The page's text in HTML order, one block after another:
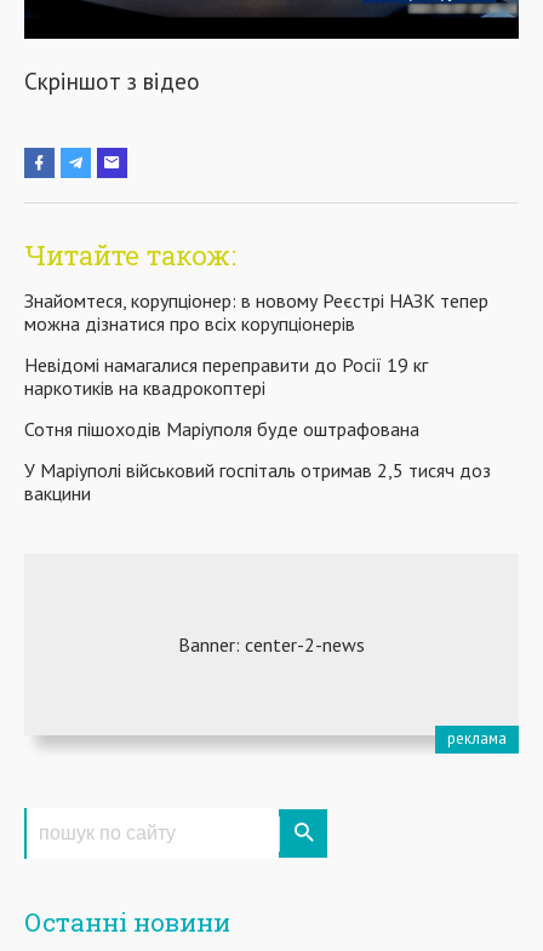
Скріншот з відео
Читайте також:
Знайомтеся, корупціонер: в новому Реєстрі НАЗК тепер
можна дізнатися про всіх корупціонерів
Невідомі намагалися переправити до Росії 19 кг
наркотиків на квадрокоптері
Сотня пішоходів Маріуполя буде оштрафована
У Маріуполі військовий госпіталь отримав 2,5 тисяч доз
вакцини
Останні новини